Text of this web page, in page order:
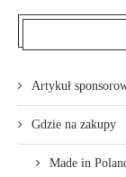
Artykuł
Gdzie na zakupy
Made in